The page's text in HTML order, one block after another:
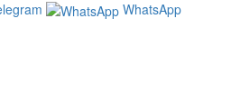
WhatsApp